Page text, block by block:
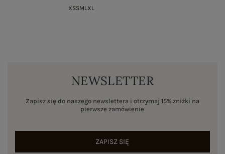
XSSMLXL
NEWSLETTER
Zapisz się do naszego newslettera i otrzymaj 15% zniżki na
pierwsze zamówienie
ZAPISZ SIĘ